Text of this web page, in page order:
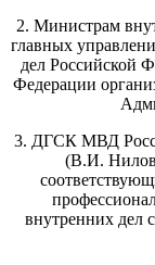
2. Министрам
главных
дел Российской
Федерации
3. ДГСК МВД
(В.И.
внутренних дел